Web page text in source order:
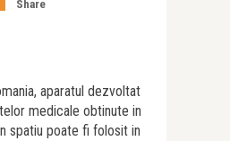
Share
aparatul dezvoltat
medicale obtinute in
spatiu poate fi folosit in